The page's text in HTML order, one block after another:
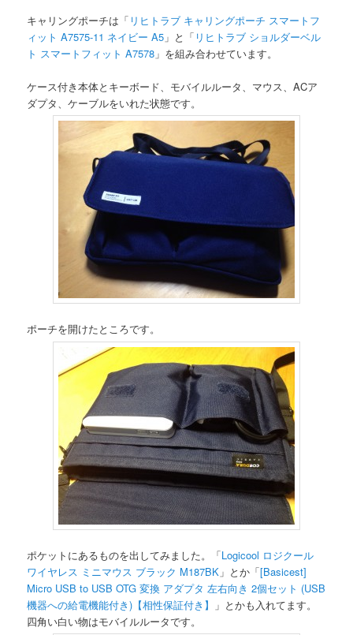
キャリングポーチは「 リヒトラブ キャリングポーチ スマートフ
ィット A7575-11 ネイビー A5 」と「 リヒトラブ ショルダーベル
ト スマートフィット A7578 」を組み合わせています。
ケース付き本体とキーボード、モバイルルータ、マウス、ACア
ダプタ、ケーブルをいれた状態です。
ポーチを開けたところです。
ポケットにあるものを出してみました。「Logicool ロジクール
ワイヤレス ミニマウス ブラック M187BK 」とか「[Basicest]
Micro USB to USB OTG 変換 アダプタ 左右向き 2個セット (USB
機器への給電機能付き)【相性保証付き】
」とかも入れてます。
四角い白い物はモバイルルータです。